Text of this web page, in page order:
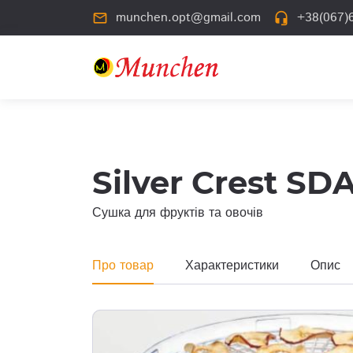
mail_outline munchen.opt@gmail.com headset_mic
Silver Crest
Сушка для фруктів та овочів
Про товар Характеристики Опис